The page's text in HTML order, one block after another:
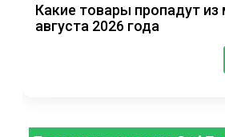
Какие товары пропадут из
августа 2026 года